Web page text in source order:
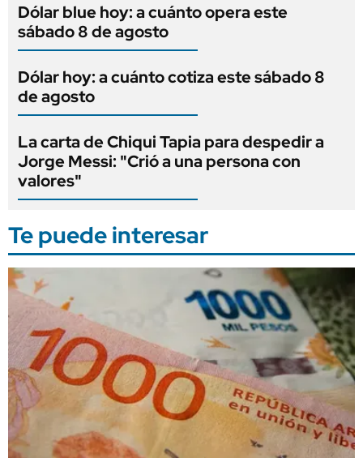
Dólar blue hoy: a cuánto opera este
sábado 8 de agosto
Dólar hoy: a cuánto cotiza este sábado 8
de agosto
La carta de Chiqui Tapia para despedir a
Jorge Messi: "Crió a una persona con
valores"
Te puede interesar